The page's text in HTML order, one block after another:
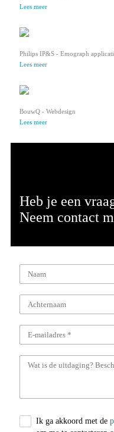
Lees meer
Philips IP&S - Emograph
Lees meer
BouwQ - Webdesign
Lees meer
Heb je een
Neem contact
Ik ga akkoord met de